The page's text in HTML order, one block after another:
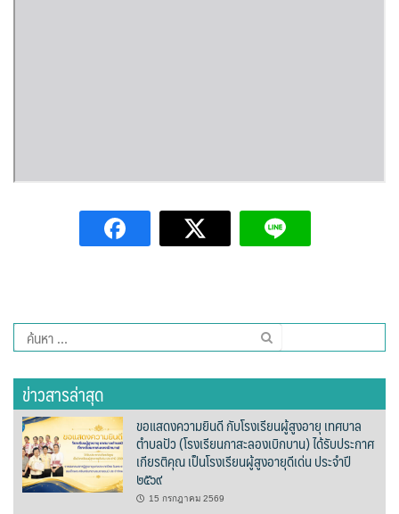
Montha Residence
ก๋างโต้งคอฟฟี่รีสอร์ท
ชมพูภูคารีสอร์ท
ต้นแหลงโฮมสเตย์
ตูบฮิมโต้งโฮมสเตย์
นครน่านอพาร์ทเม้น
ค้นหา
สำหรับ:
ข่าวสารล่าสุด
ขอแสดงความยินดี กับโรงเรียนผู้สูงอายุ เทศบาล
ตำบลปัว (โรงเรียนกาสะลองเบิกบาน) ได้รับประกาศ
เกียรติคุณ เป็นโรงเรียนผู้สูงอายุดีเด่น ประจำปี
๒๕๖๙
15 กรกฎาคม 2569